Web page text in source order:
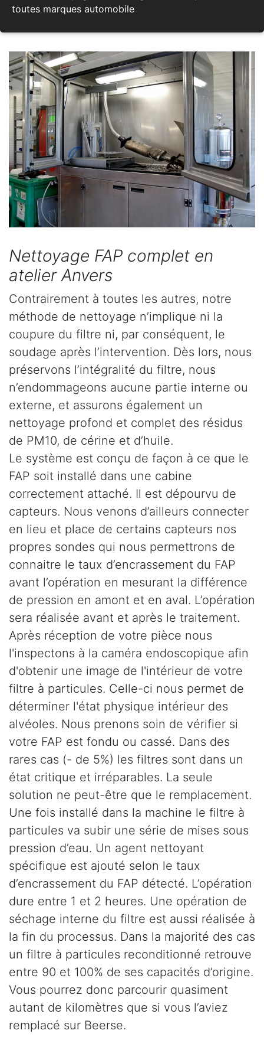
toutes marques automobile
Nettoyage FAP complet en
atelier Anvers
Contrairement à toutes les autres, notre
méthode de nettoyage n’implique ni la
coupure du filtre ni, par conséquent, le
soudage après l’intervention. Dès lors, nous
préservons l’intégralité du filtre, nous
n’endommageons aucune partie interne ou
externe, et assurons également un
nettoyage profond et complet des résidus
de PM10, de cérine et d’huile.
Le système est conçu de façon à ce que le
FAP soit installé dans une cabine
correctement attaché. Il est dépourvu de
capteurs. Nous venons d’ailleurs connecter
en lieu et place de certains capteurs nos
propres sondes qui nous permettrons de
connaitre le taux d’encrassement du FAP
avant l’opération en mesurant la différence
de pression en amont et en aval. L’opération
sera réalisée avant et après le traitement.
Après réception de votre pièce nous
l'inspectons à la caméra endoscopique afin
d'obtenir une image de l'intérieur de votre
filtre à particules. Celle-ci nous permet de
déterminer l'état physique intérieur des
alvéoles. Nous prenons soin de vérifier si
votre FAP est fondu ou cassé. Dans des
rares cas (- de 5%) les filtres sont dans un
état critique et irréparables. La seule
solution ne peut-être que le remplacement.
Une fois installé dans la machine le filtre à
particules va subir une série de mises sous
pression d’eau. Un agent nettoyant
spécifique est ajouté selon le taux
d’encrassement du FAP détecté. L’opération
dure entre 1 et 2 heures. Une opération de
séchage interne du filtre est aussi réalisée à
la fin du processus. Dans la majorité des cas
un filtre à particules reconditionné retrouve
entre 90 et 100% de ses capacités d’origine.
Vous pourrez donc parcourir quasiment
autant de kilomètres que si vous l’aviez
remplacé sur Beerse.